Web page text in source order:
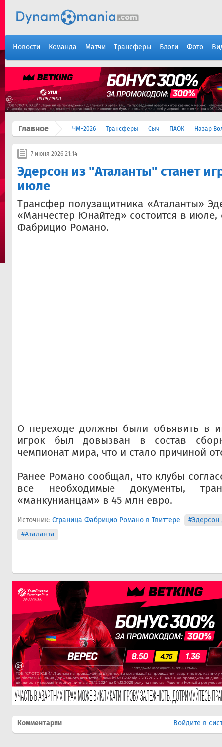
Новости Команда Матчи Трансферы Блоги Фото
Главное ЧМ-2026 Трансферы Сыч ПАОК Назар
7 июня 2026 21:14
Эдерсон из "Аталанты" станет
июле
Трансфер полузащитника «Аталанты»
«Манчестер Юнайтед» состоится в
Фабрицио Романо.
О переходе должны были объявить в
игрок был довызван в состав
чемпионат мира, что и стало причиной
Ранее Романо сообщал, что клубы
все необходимые документы,
«манкунианцам» в 45 млн евро.
Источник: Страница Фабрицио Романо в Твиттере
#Эдерсон
#Аталанта
Комментарии Войдите в